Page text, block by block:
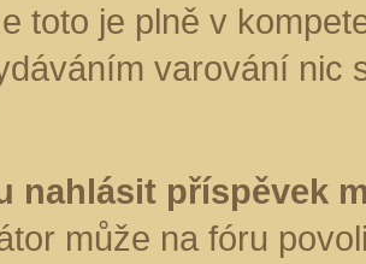
toto je plně v
varování nic
nahlásit příspěvek
může na fóru